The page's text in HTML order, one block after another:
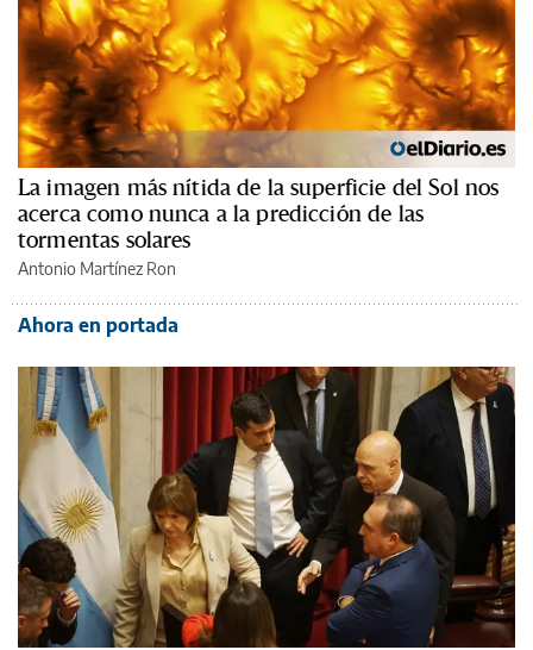
La imagen más nítida de la superficie del Sol nos
acerca como nunca a la predicción de las
tormentas solares
Antonio Martínez Ron
Ahora en portada